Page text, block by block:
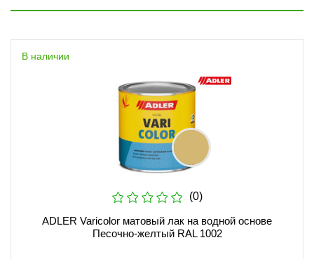
В наличии
(0)
ADLER Varicolor матовый лак на водной основе
Песочно-желтый RAL 1002